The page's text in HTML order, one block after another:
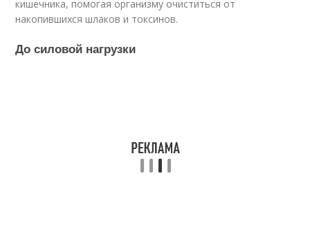
кишечника, помогая организму очиститься от
накопившихся шлаков и токсинов.
До силовой нагрузки